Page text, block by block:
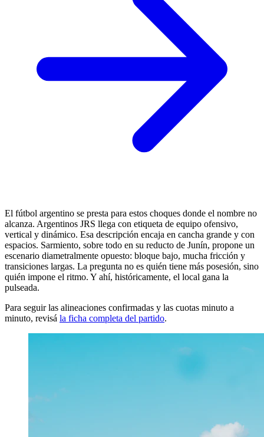
El fútbol argentino se presta para estos choques donde el nombre no
alcanza. Argentinos JRS llega con etiqueta de equipo ofensivo,
vertical y dinámico. Esa descripción encaja en cancha grande y con
espacios. Sarmiento, sobre todo en su reducto de Junín, propone un
escenario diametralmente opuesto: bloque bajo, mucha fricción y
transiciones largas. La pregunta no es quién tiene más posesión, sino
quién impone el ritmo. Y ahí, históricamente, el local gana la
pulseada.
Para seguir las alineaciones confirmadas y las cuotas minuto a
minuto, revisá la ficha completa del partido.